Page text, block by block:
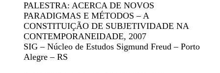
PALESTRA: ACERCA DE NOVOS
PARADIGMAS E MÉTODOS – A
CONSTITUIÇÃO DE SUBJETIVIDADE NA
CONTEMPORANEIDADE, 2007
SIG – Núcleo de Estudos Sigmund Freud – Porto
Alegre – RS